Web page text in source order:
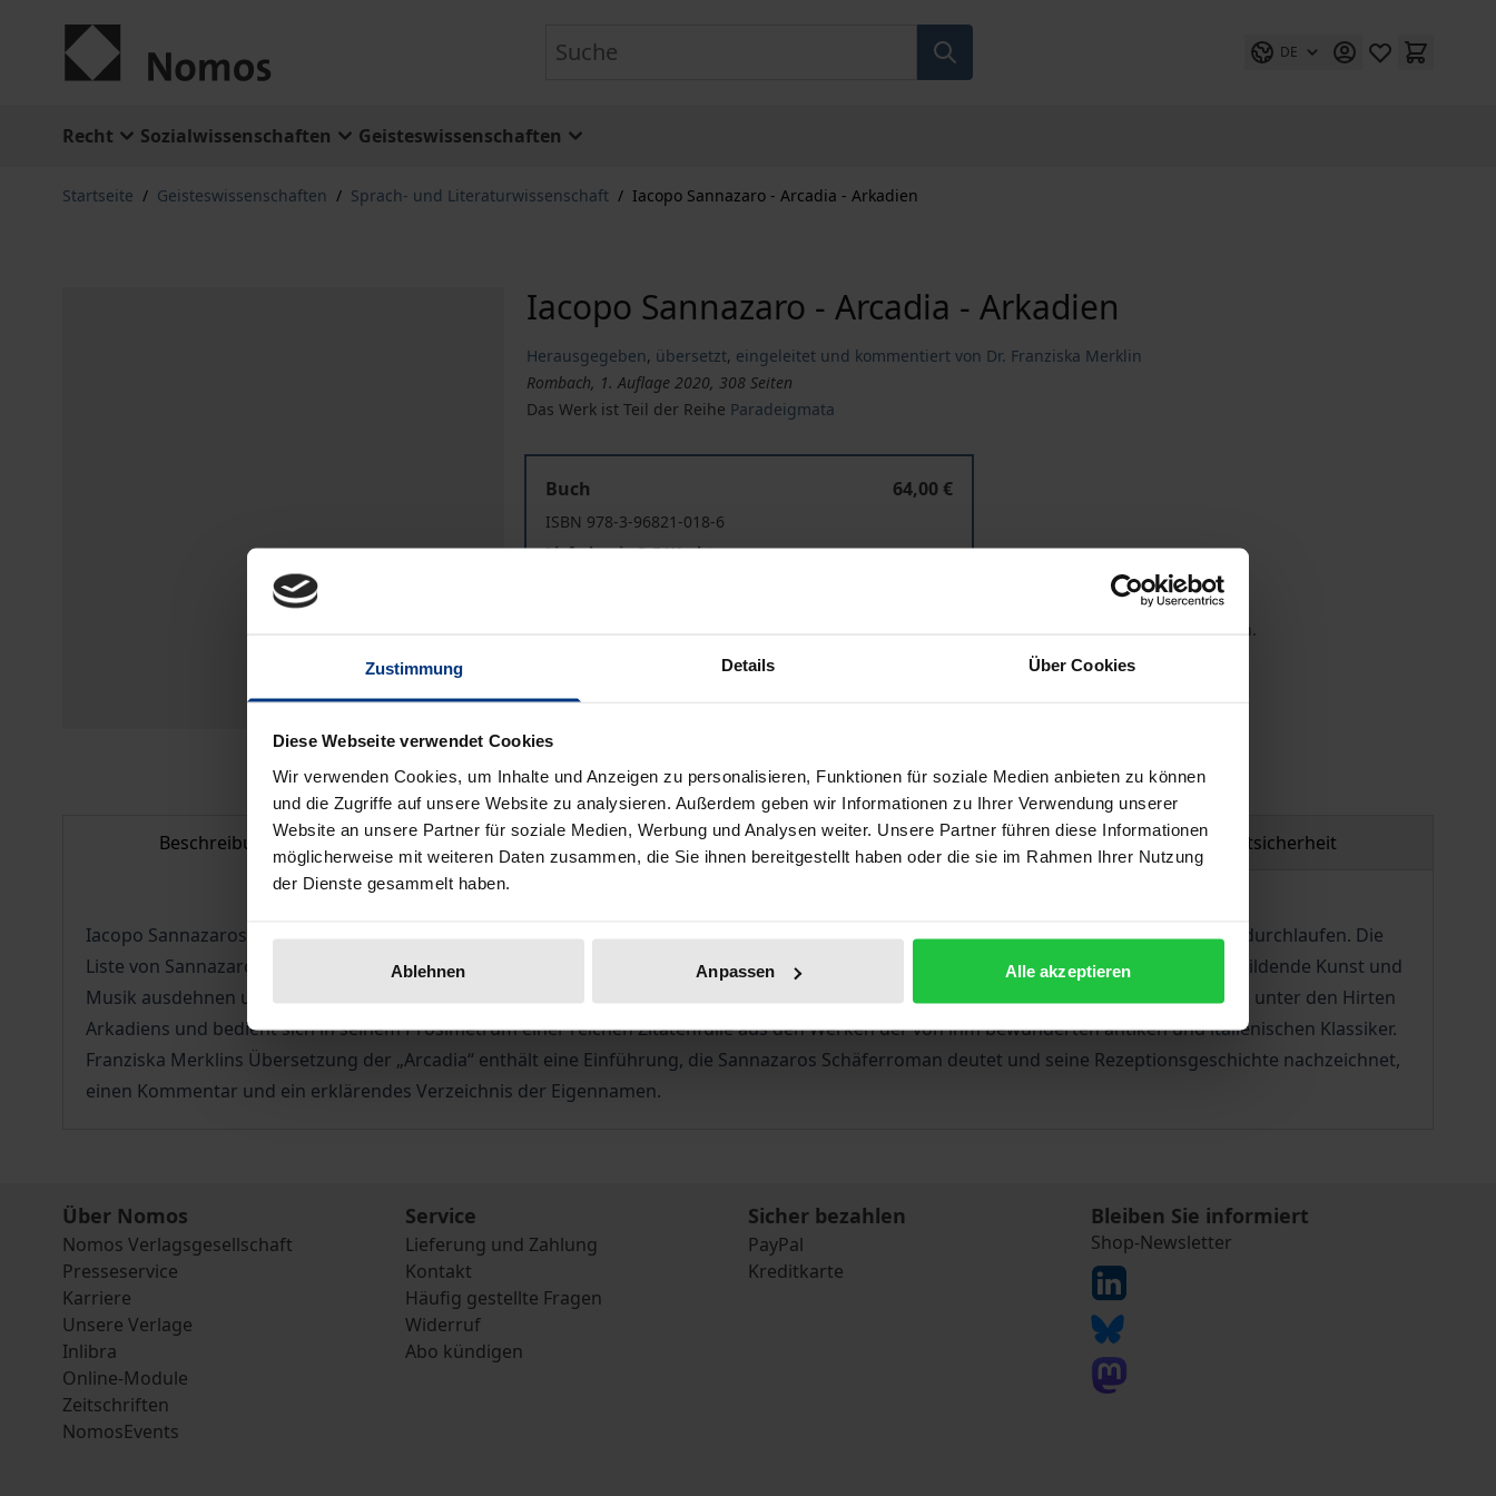
Zustimmung Details Über Cookies
Diese Webseite verwendet Cookies
Wir verwenden Cookies, um Inhalte und Anzeigen zu personalisieren, Funktionen für soziale Medien anbieten zu können
und die Zugriffe auf unsere Website zu analysieren. Außerdem geben wir Informationen zu Ihrer Verwendung unserer
Website an unsere Partner für soziale Medien, Werbung und Analysen weiter. Unsere Partner führen diese Informationen
möglicherweise mit weiteren Daten zusammen, die Sie ihnen bereitgestellt haben oder die sie im Rahmen Ihrer Nutzung
der Dienste gesammelt haben.
Ablehnen Anpassen Alle akzeptieren
DE
Recht Sozialwissenschaften Geisteswissenschaften
Startseite / Geisteswissenschaften / Sprach- und Literaturwissenschaft / Iacopo Sannazaro - Arcadia - Arkadien
Iacopo Sannazaro - Arcadia - Arkadien
Herausgegeben, übersetzt, eingeleitet und kommentiert von Dr. Franziska Merklin
Rombach, 1. Auflage 2020, 308 Seiten
Das Werk ist Teil der Reihe Paradeigmata
Buch
64,00 €
ISBN 978-3-96821-018-6
Lieferbar in 3-5 Werktagen
Preisangaben inkl. MwSt. Abhängig von der Lieferadresse kann die MwSt. an der Kasse variieren.
In den Warenkorb
Hinweise zu Versandkosten
Beschreibung Bibliografische Angaben Zusatzmaterial Produktsicherheit
Iacopo Sannazaros „Arcadia“ (1504) ist der erste Schäferroman der europäischen Literatur und hat eine beispiellose Wirkungsgeschichte durchlaufen. Die
Liste von Sannazaros Nachahmern umfasst außerhalb Italiens Garcilaso, Montemayor, Cervantes, Sidney, d’Urfé und Opitz, ließe sich auf bildende Kunst und
Musik ausdehnen und beliebig fortsetzen. Sannazaro schildert den Aufenthalt des unglücklich verliebten Neapolitaner Edelmanns Sincero unter den Hirten
Arkadiens und bedient sich in seinem Prosimetrum einer reichen Zitatenfülle aus den Werken der von ihm bewunderten antiken und italienischen Klassiker.
Franziska Merklins Übersetzung der „Arcadia“ enthält eine Einführung, die Sannazaros Schäferroman deutet und seine Rezeptionsgeschichte nachzeichnet,
einen Kommentar und ein erklärendes Verzeichnis der Eigennamen.
Über Nomos
Nomos Verlagsgesellschaft
Presseservice
Karriere
Unsere Verlage
Inlibra
Online-Module
Zeitschriften
NomosEvents
Service
Lieferung und Zahlung
Kontakt
Häufig gestellte Fragen
Widerruf
Abo kündigen
Sicher bezahlen
PayPal
Kreditkarte
Bleiben Sie informiert
Shop-Newsletter